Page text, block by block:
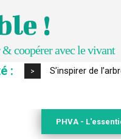
!
coopérer avec le vivant
: > IPBES : le «
PHVA -